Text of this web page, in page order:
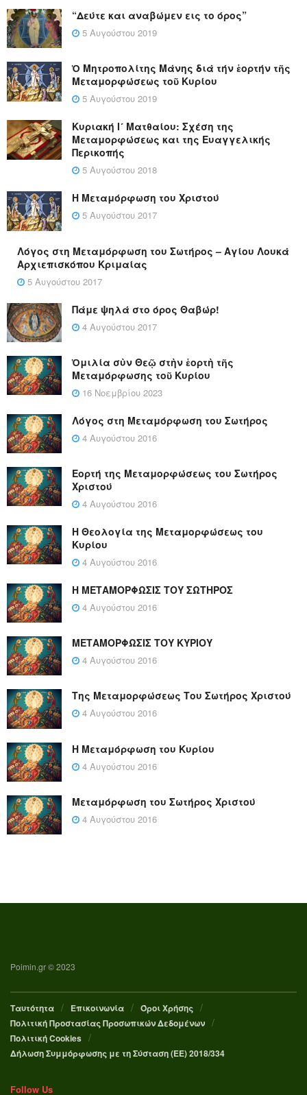
“Δεύτε και αναβώμεν εις το όρος”
5 Αυγούστου 2019
Ὁ Μητροπολίτης Μάνης διά τήν ἑορτήν τῆς
Μεταμορφώσεως τοῦ Κυρίου
5 Αυγούστου 2019
Κυριακή Ι´ Ματθαίου: Σχέση της
Μεταμορφώσεως και της Ευαγγελικής
Περικοπής
5 Αυγούστου 2018
Η Μεταμόρφωση του Χριστού
5 Αυγούστου 2017
Λόγος στη Μεταμόρφωση του Σωτήρος – Αγίου Λουκά
Αρχιεπισκόπου Κριμαίας
5 Αυγούστου 2017
Πάμε ψηλά στο όρος Θαβώρ!
4 Αυγούστου 2017
Ὁμιλία σὺν Θεῷ στὴν ἑορτὴ τῆς
Μεταμόρφωσης τοῦ Κυρίου
16 Νοεμβρίου 2023
Λόγος στη Μεταμόρφωση του Σωτήρος
4 Αυγούστου 2016
Εορτή της Μεταμορφώσεως του Σωτήρος
Χριστού
4 Αυγούστου 2016
Η Θεολογία της Μεταμορφώσεως του
Κυρίου
4 Αυγούστου 2016
Η ΜΕΤΑΜΟΡΦΩΣΙΣ ΤΟΥ ΣΩΤΗΡΟΣ
4 Αυγούστου 2016
ΜΕΤΑΜΟΡΦΩΣΙΣ ΤΟΥ ΚΥΡΙΟΥ
4 Αυγούστου 2016
Της Μεταμορφώσεως Του Σωτήρος Χριστού
4 Αυγούστου 2016
Η Μεταμόρφωση του Κυρίου
4 Αυγούστου 2016
Μεταμόρφωση του Σωτήρος Χριστού
4 Αυγούστου 2016
Poimin.gr © 2023
Ταυτότητα Επικοινωνία
Όροι Χρήσης
Πολιτική Προστασίας Προσωπικών Δεδομένων
Πολιτική Cookies
Δήλωση Συμμόρφωσης με τη Σύσταση (ΕΕ) 2018/334
Follow Us